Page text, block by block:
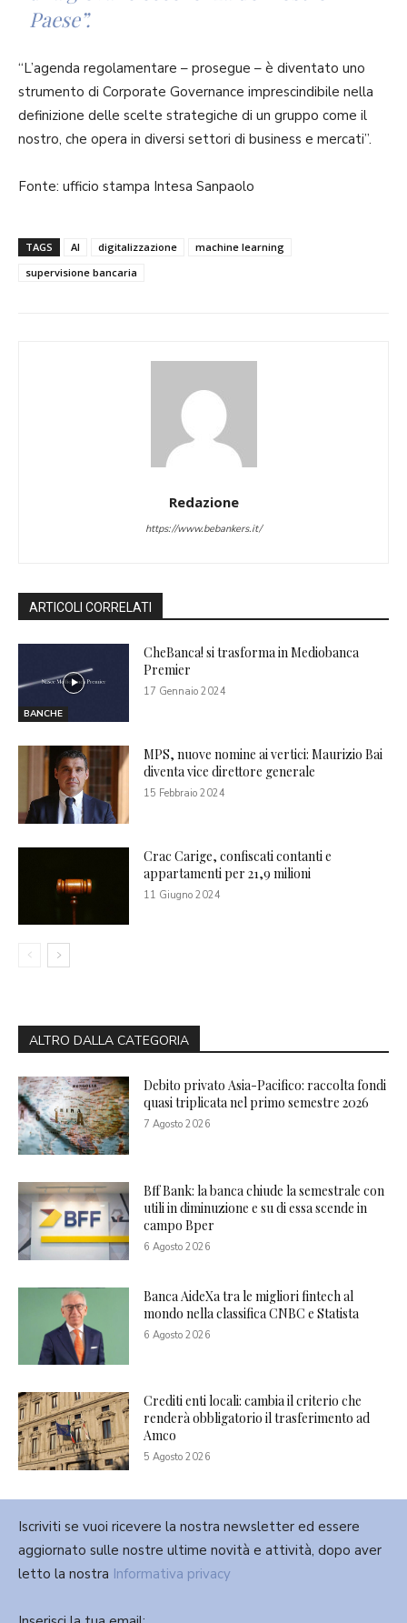
Paese”.
“L’agenda regolamentare – prosegue – è diventato uno
strumento di Corporate Governance imprescindibile nella
definizione delle scelte strategiche di un gruppo come il
nostro, che opera in diversi settori di business e mercati”.
Fonte: ufficio stampa Intesa Sanpaolo
TAGS AI digitalizzazione
machine learning
supervisione bancaria
Redazione
https://www.bebankers.it/
ARTICOLI CORRELATI
BANCHE
CheBanca! si trasforma in Mediobanca
Premier
17 Gennaio 2024
MPS, nuove nomine ai vertici: Maurizio Bai
diventa vice direttore generale
15 Febbraio 2024
Crac Carige, confiscati contanti e
appartamenti per 21,9 milioni
11 Giugno 2024
ALTRO DALLA CATEGORIA
Debito privato Asia-Pacifico: raccolta fondi
quasi triplicata nel primo semestre 2026
7 Agosto 2026
Bff Bank: la banca chiude la semestrale con
utili in diminuzione e su di essa scende in
campo Bper
6 Agosto 2026
Banca AideXa tra le migliori fintech al
mondo nella classifica CNBC e Statista
6 Agosto 2026
Crediti enti locali: cambia il criterio che
renderà obbligatorio il trasferimento ad
Amco
5 Agosto 2026
Iscriviti se vuoi ricevere la nostra newsletter ed essere
aggiornato sulle nostre ultime novità e attività, dopo aver
letto la nostra Informativa privacy